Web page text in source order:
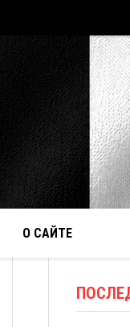
О САЙТЕ